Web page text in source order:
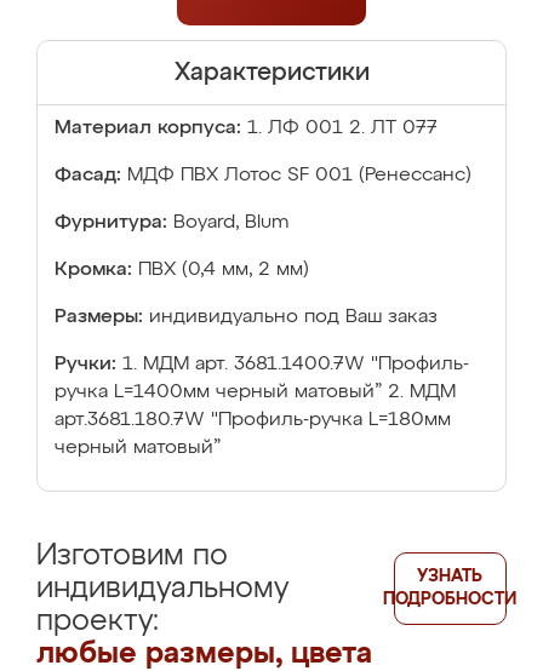
Характеристики
Материал корпуса: 1. ЛФ 001 2. ЛТ 077
Фасад: МДФ ПВХ Лотос SF 001 (Ренессанс)
Фурнитура: Boyard, Blum
Кромка: ПВХ (0,4 мм, 2 мм)
Размеры: индивидуально под Ваш заказ
Ручки: 1. МДМ арт. 3681.1400.7W "Профиль-
ручка L=1400мм черный матовый” 2. МДМ
арт.3681.180.7W "Профиль-ручка L=180мм
черный матовый”
Изготовим по
индивидуальному
проекту:
любые размеры, цвета
УЗНАТЬ
ПОДРОБНОСТИ